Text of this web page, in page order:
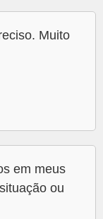
Muito
em meus
ou